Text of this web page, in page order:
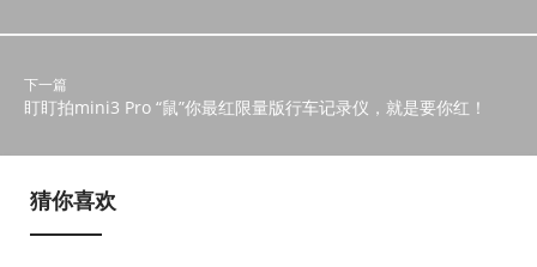
下一篇
盯盯拍mini3 Pro “鼠”你最红限量版行车记录仪，就是要你红！
猜你喜欢